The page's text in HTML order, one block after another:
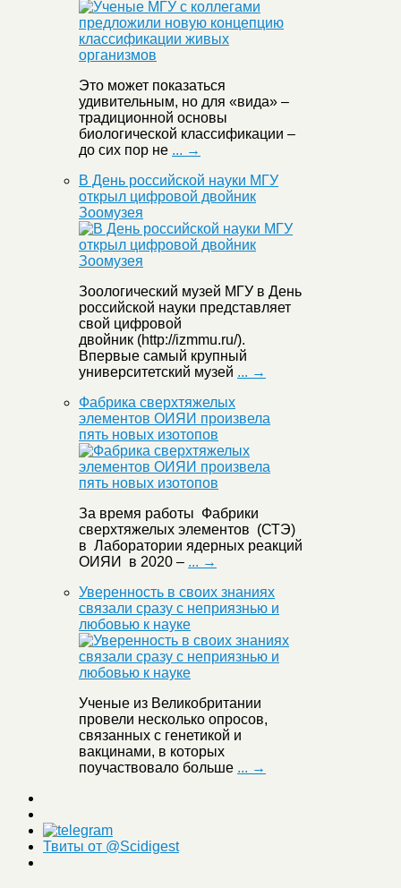
Это может показаться
удивительным, но для «вида» –
традиционной основы
биологической классификации –
до сих пор не ... →
В День российской науки МГУ
открыл цифровой двойник
Зоомузея
Зоологический музей МГУ в День
российской науки представляет
свой цифровой
двойник (http://izmmu.ru/).
Впервые самый крупный
университетский музей ... →
Фабрика сверхтяжелых
элементов ОИЯИ произвела
пять новых изотопов
За время работы Фабрики
сверхтяжелых элементов (СТЭ)
в Лаборатории ядерных реакций
ОИЯИ в 2020 – ... →
Уверенность в своих знаниях
связали сразу с неприязнью и
любовью к науке
Ученые из Великобритании
провели несколько опросов,
связанных с генетикой и
вакцинами, в которых
поучаствовало больше ... →
Твиты от @Scidigest